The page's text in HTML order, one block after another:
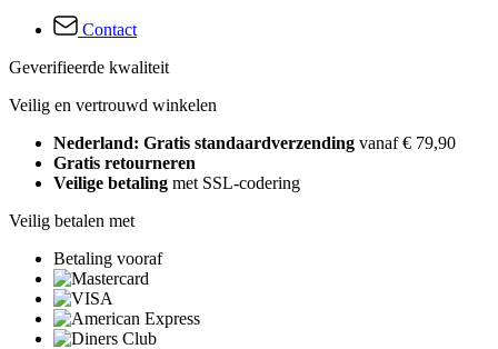
Contact
Geverifieerde kwaliteit
Veilig en vertrouwd winkelen
Nederland: Gratis standaardverzending vanaf € 79,90
Gratis retourneren
Veilige betaling met SSL-codering
Veilig betalen met
Betaling vooraf